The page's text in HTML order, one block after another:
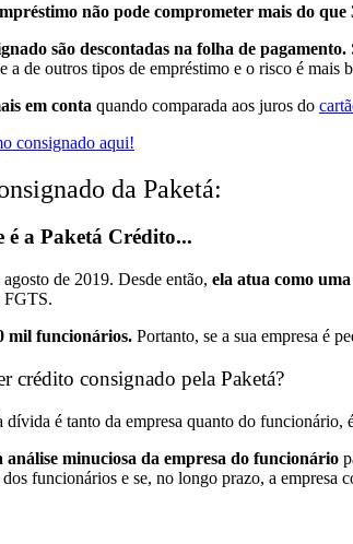
não pode comprometer mais do
são descontadas na folha de pagamento.
a de outros tipos de empréstimo e o risco é mais
em conta quando comparada aos juros do
consignado aqui!
da Paketá:
é a Paketá Crédito...
de 2019. Desde então, ela atua como
FGTS.
mil funcionários. Portanto, se a sua empresa é
crédito consignado pela Paketá?
é tanto da empresa quanto do funcionário,
análise minuciosa da empresa do funcionário
funcionários e se, no longo prazo, a empresa